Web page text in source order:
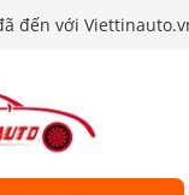
đến với